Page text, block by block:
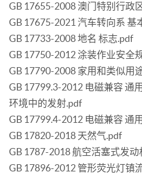
GB 17655-2008 澳门特别行政
GB 17675-2021 汽车转向系 基
GB 17733-2008 地名 标志.pdf
GB 17750-2012 涂装作业安全
GB 17790-2008 家用和类似用
GB 17799.3-2012 电磁兼容 通
环境中的发射.pdf
GB 17799.4-2012 电磁兼容 通
GB 17820-2018 天然气.pdf
GB 1787-2018 航空活塞式发动
GB 17896-2012 管形荧光灯镇